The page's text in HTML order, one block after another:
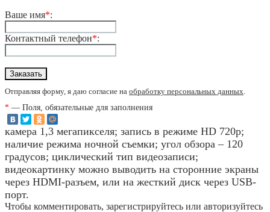
Ваше имя*:
Контактный телефон*:
Отправляя форму, я даю согласие на обработку персональных данных.
* — Поля, обязательные для заполнения
камера 1,3 мегапикселя; запись в режиме HD 720p;
наличие режима ночной съемки; угол обзора – 120
градусов; циклический тип видеозаписи;
видеокартинку можно выводить на сторонние экраны
через HDMI-разъем, или на жесткий диск через USB-
порт.
Чтобы комментировать, зарегистрируйтесь или авторизуйтесь